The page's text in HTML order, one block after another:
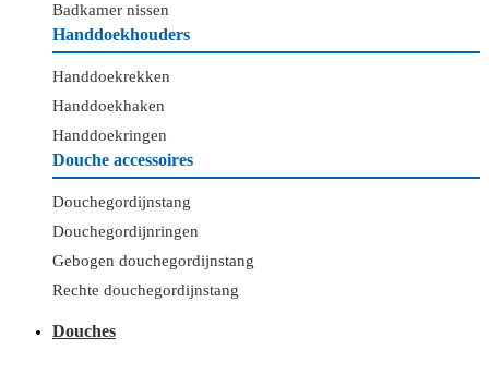
Badkamer nissen
Handdoekhouders
Handdoekrekken
Handdoekhaken
Handdoekringen
Douche accessoires
Douchegordijnstang
Douchegordijnringen
Gebogen douchegordijnstang
Rechte douchegordijnstang
Douches